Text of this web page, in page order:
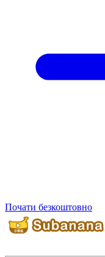
Почати безкоштовно